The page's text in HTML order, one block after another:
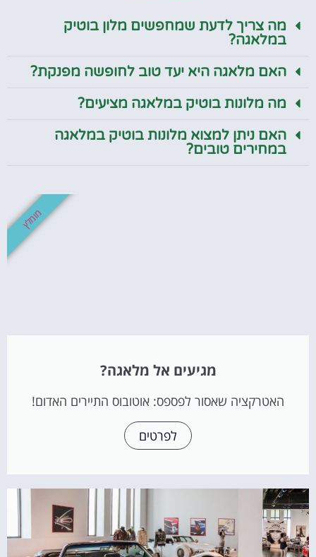
מה צריך לדעת שמחפשים מלון בוטיק
במלאגה?
האם מלאגה היא יעד טוב לחופשה מפנקת?
מה מלונות בוטיק במלאגה מציעים?
האם ניתן למצוא מלונות בוטיק במלאגה
במחירים טובים?
מגיעים אל מלאגה?
האטרקציה שאסור לפספס: אוטובוס התיירים האדום!
לפרטים
מומלץ